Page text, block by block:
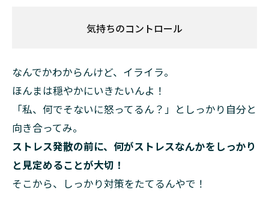
気持ちのコントロール
なんでかわからんけど、イライラ。
ほんまは穏やかにいきたいんよ！
「私、何でそないに怒ってるん？」としっかり自分と
向き合ってみ。
ストレス発散の前に、何がストレスなんかをしっかり
と見定めることが大切！
そこから、しっかり対策をたてるんやで！